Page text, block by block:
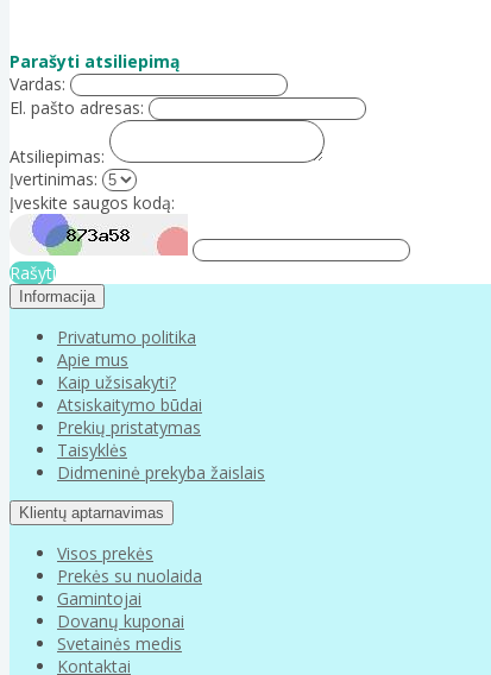
Parašyti atsiliepimą
Vardas:
El. pašto adresas:
Atsiliepimas:
Įvertinimas:
Įveskite saugos kodą:
Rašyti
Informacija
Privatumo politika
Apie mus
Kaip užsisakyti?
Atsiskaitymo būdai
Prekių pristatymas
Taisyklės
Didmeninė prekyba žaislais
Klientų aptarnavimas
Visos prekės
Prekės su nuolaida
Gamintojai
Dovanų kuponai
Svetainės medis
Kontaktai